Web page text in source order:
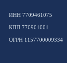
ИНН 7709461075
КПП 770901001
ОГРН 1157700009334